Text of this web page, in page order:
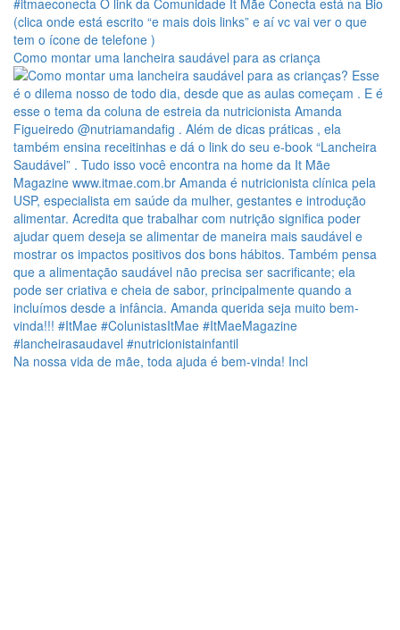
Como montar uma lancheira saudável para as criança
Na nossa vida de mãe, toda ajuda é bem-vinda! Incl